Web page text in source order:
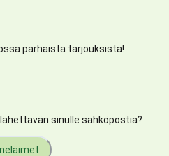
parhaista tarjouksista!
sinulle sähköpostia?